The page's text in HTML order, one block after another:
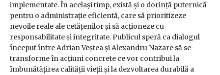
implementate. În același timp, există și o dorință puternică
pentru o administrație eficientă, care să prioritizeze
nevoile reale ale cetățenilor și să acționeze cu
responsabilitate și integritate. Publicul speră ca dialogul
început între Adrian Veștea și Alexandru Nazare să se
transforme în acțiuni concrete ce vor contribui la
îmbunătățirea calității vieții și la dezvoltarea durabilă a